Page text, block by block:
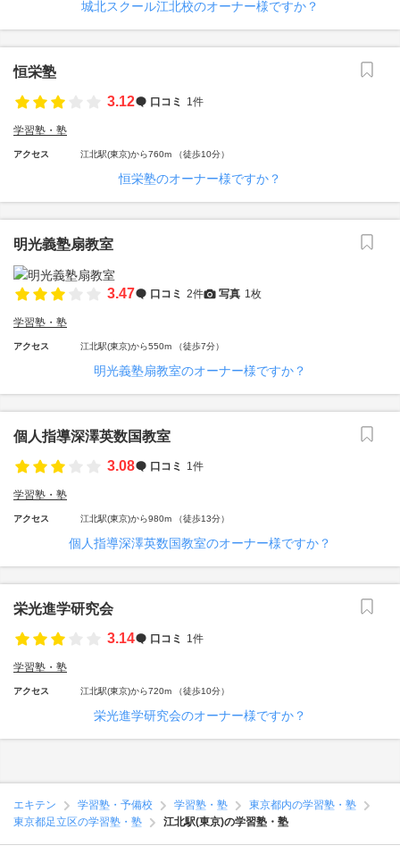
城北スクール江北校のオーナー様ですか？
恒栄塾
3.12
口コミ 1件
学習塾・塾
アクセス 江北駅(東京)から760m （徒歩10分）
恒栄塾のオーナー様ですか？
明光義塾扇教室
3.47 口コミ 2件 写真 1枚
学習塾・塾
アクセス 江北駅(東京)から550m （徒歩7分）
明光義塾扇教室のオーナー様ですか？
個人指導深澤英数国教室
3.08
口コミ 1件
学習塾・塾
アクセス 江北駅(東京)から980m （徒歩13分）
個人指導深澤英数国教室のオーナー様ですか？
栄光進学研究会
3.14
口コミ 1件
学習塾・塾
アクセス 江北駅(東京)から720m （徒歩10分）
栄光進学研究会のオーナー様ですか？
エキテン 学習塾・予備校 学習塾・塾
東京都内の学習塾・塾
東京都足立区の学習塾・塾
江北駅(東京)の学習塾・塾